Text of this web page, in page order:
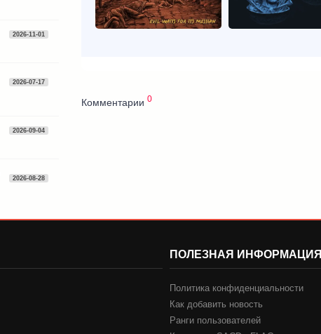
Комментарии 0
2026-11-01
2026-07-17
2026-09-04
2026-08-28
ПОЛЕЗНАЯ ИНФОРМАЦИЯ
Политика конфиденциальности
Как добавить новость
Ранги пользователей